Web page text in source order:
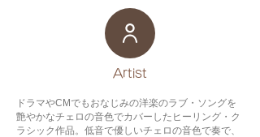
​Artist
ドラマやCMでもおなじみの洋楽のラブ・ソングを
艶やかなチェロの音色でカバーしたヒーリング・ク
ラシック作品。低音で優しいチェロの音色で奏で、